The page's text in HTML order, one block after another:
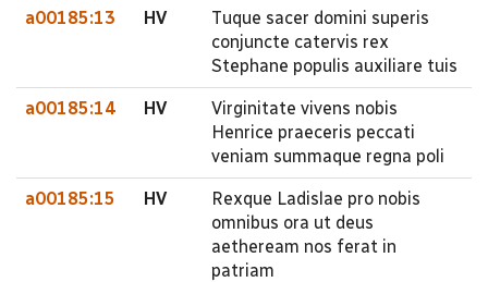
a00185:13 HV
Tuque sacer domini superis
conjuncte catervis rex
Stephane populis auxiliare tuis
a00185:14 HV
Virginitate vivens nobis
Henrice praeceris peccati
veniam summaque regna poli
a00185:15 HV
Rexque Ladislae pro nobis
omnibus ora ut deus
aetheream nos ferat in
patriam